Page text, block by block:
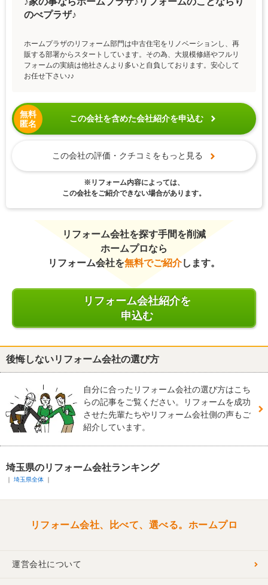
のべプラザ♪
ホームプラザのリフォーム部門は中古住宅をリノベーションし、再
販する部署からスタートしています。その為、大規模修繕やフルリ
フォームの実績は他社さんより多いと自負しております。安心して
お任せ下さい♪♪
無料
匿名
この会社を含めた会社紹介を申込む
この会社の評価・クチコミをもっと見る
※リフォーム内容によっては、
この会社をご紹介できない場合があります。
リフォーム会社を探す手間を削減
ホームプロなら
リフォーム会社を無料でご紹介します。
リフォーム会社紹介を
申込む
後悔しないリフォーム会社の選び方
自分に合ったリフォーム会社の選び方はこち
らの記事をご覧ください。リフォームを成功
させた先輩たちやリフォーム会社側の声もご
紹介しています。
埼玉県のリフォーム会社ランキング
埼玉県全体
リフォーム会社、比べて、選べる。ホームプロ
運営会社について